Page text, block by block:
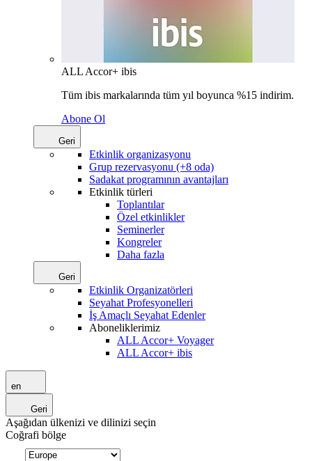
ALL Accor+ ibis
Tüm ibis markalarında tüm yıl boyunca %15 indirim.
Abone Ol
Geri
Etkinlik organizasyonu
Grup rezervasyonu (+8 oda)
Sadakat programının avantajları
Etkinlik türleri
Toplantılar
Özel etkinlikler
Seminerler
Kongreler
Daha fazla
Geri
Etkinlik Organizatörleri
Seyahat Profesyonelleri
İş Amaçlı Seyahat Edenler
Aboneliklerimiz
ALL Accor+ Voyager
ALL Accor+ ibis
en
Geri
Aşağıdan ülkenizi ve dilinizi seçin
Coğrafi bölge